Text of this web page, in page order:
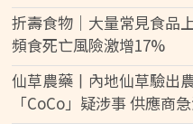
折壽食物｜大量常見食品
頻食死亡風險激增17%
仙草農藥丨內地仙草驗出
「CoCo」疑涉事 供應商